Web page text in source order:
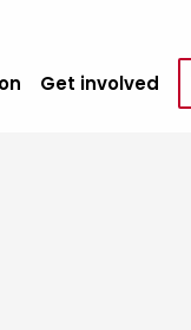
Get involved